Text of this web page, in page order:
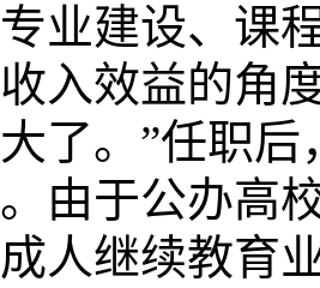
业建设、课
入效益的角
了。”任职
由于公办高
人继续教育